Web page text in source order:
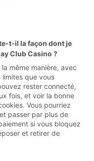
t-il la façon dont je
Club Casino ?
même manière, avec
limites que vous
rester connecté,
fois, et voir la bonne
Vous pourriez
passer par plus de
si vous bloquez
et retirer de